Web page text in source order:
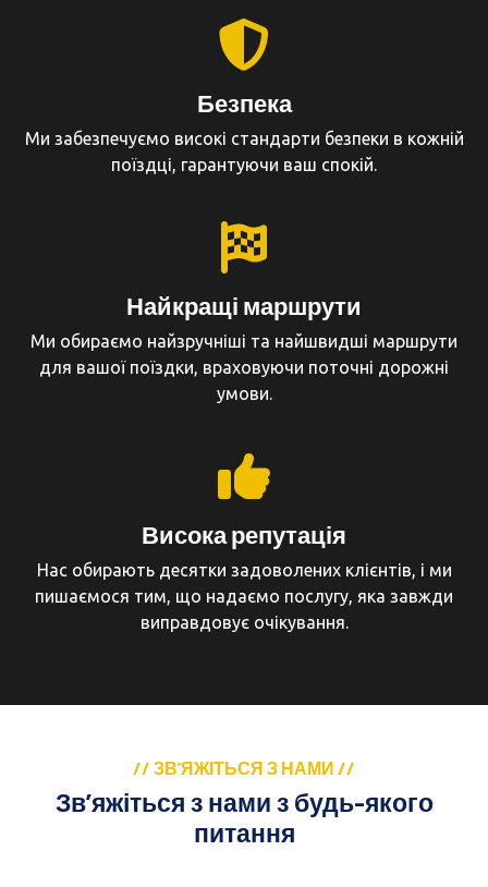
Безпека
Ми забезпечуємо високі стандарти безпеки в кожній
поїздці, гарантуючи ваш спокій.
Найкращі маршрути
Ми обираємо найзручніші та найшвидші маршрути
для вашої поїздки, враховуючи поточні дорожні
умови.
Висока репутація
Нас обирають десятки задоволених клієнтів, і ми
пишаємося тим, що надаємо послугу, яка завжди
виправдовує очікування.
// ЗВ’ЯЖІТЬСЯ З НАМИ //
Зв’яжіться з нами з будь-якого
питання